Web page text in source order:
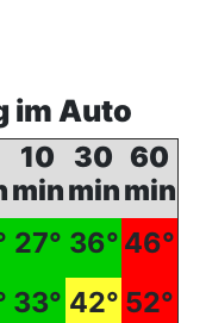
im Auto
10
min
30
min
60
min
27° 36° 46°
33° 42° 52°